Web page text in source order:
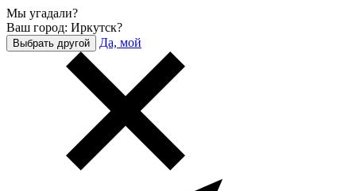
Мы угадали?
Ваш город: Иркутск?
Выбрать другой Да, мой